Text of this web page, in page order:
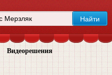
Видеорешения